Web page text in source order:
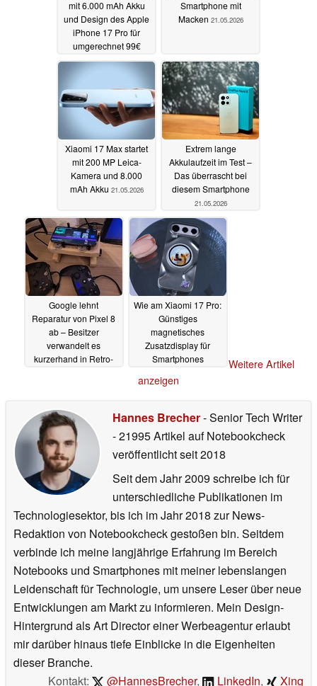
mit 6.000 mAh Akku
und Design des Apple
iPhone 17 Pro für
umgerechnet 99€
21.05.2026
Smartphone mit
Macken 21.05.2026
Xiaomi 17 Max startet
mit 200 MP Leica-
Kamera und 8.000
mAh Akku 21.05.2026
Extrem lange
Akkulaufzeit im Test –
Das überrascht bei
diesem Smartphone
21.05.2026
Google lehnt
Reparatur von Pixel 8
ab – Besitzer
verwandelt es
kurzerhand in Retro-
Wie am Xiaomi 17 Pro:
Günstiges
magnetisches
Zusatzdisplay für
Smartphones
Weitere Artikel
anzeigen
Hannes Brecher- Senior Tech Writer
- 21995 Artikel auf Notebookcheck
veröffentlichtseit 2018
Seit dem Jahr 2009 schreibe ich für
unterschiedliche Publikationen im
Technologiesektor, bis ich im Jahr 2018 zur News-
Redaktion von Notebookcheck gestoßen bin. Seitdem
verbinde ich meine langjährige Erfahrung im Bereich
Notebooks und Smartphones mit meiner lebenslangen
Leidenschaft für Technologie, um unsere Leser über neue
Entwicklungen am Markt zu informieren. Mein Design-
Hintergrund als Art Director einer Werbeagentur erlaubt
mir darüber hinaus tiefe Einblicke in die Eigenheiten
dieser Branche.
Kontakt:
@HannesBrecher, LinkedIn, Xing